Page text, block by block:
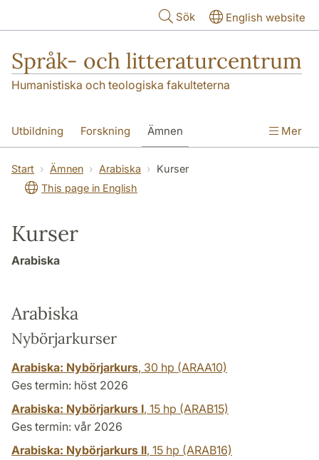
Sök English website
Språk- och litteraturcentrum
Humanistiska och teologiska fakulteterna
Utbildning Forskning Ämnen
SOL-husen Kontakt Institutionen
översättning till svenska
Mer
Start Ämnen Arabiska
Kurser
This page in English
Kurser
Arabiska
Arabiska
Nybörjarkurser
Arabiska: Nybörjarkurs, 30 hp (ARAA10)
Ges termin: höst 2026
Arabiska: Nybörjarkurs I, 15 hp (ARAB15)
Ges termin: vår 2026
Arabiska: Nybörjarkurs II, 15 hp (ARAB16)